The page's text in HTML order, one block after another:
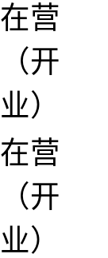
在营
（开
业）
在营
（开
业）